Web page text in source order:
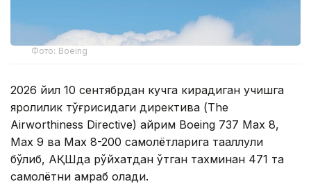
Фото: Boeing
2026 йил 10 сентябрдан кучга кирадиган учишга
яроқлилик тўғрисидаги директива (The
Airworthiness Directive) айрим Boeing 737 Max 8,
Max 9 ва Max 8-200 самолётларига тааллуқли
бўлиб, АҚШда рўйхатдан ўтган тахминан 471 та
самолётни қамраб олади.